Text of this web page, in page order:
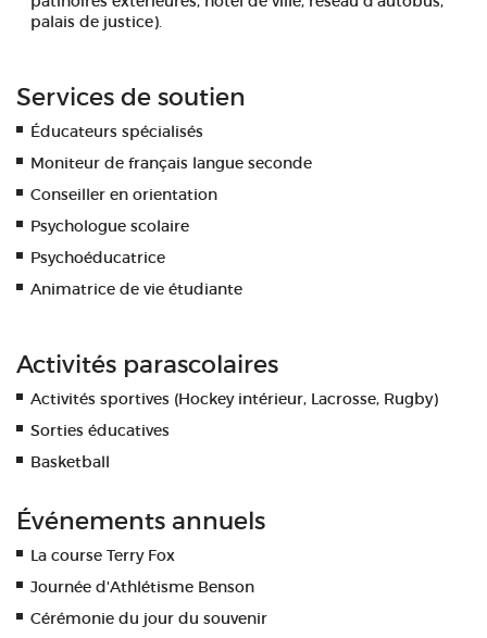
palais de justice).
Services de soutien
Éducateurs spécialisés
Moniteur de français langue seconde
Conseiller en orientation
Psychologue scolaire
Psychoéducatrice
Animatrice de vie étudiante
Activités parascolaires
Activités sportives (Hockey intérieur, Lacrosse, Rugby)
Sorties éducatives
Basketball
Événements annuels
La course Terry Fox
Journée d'Athlétisme Benson
Cérémonie du jour du souvenir